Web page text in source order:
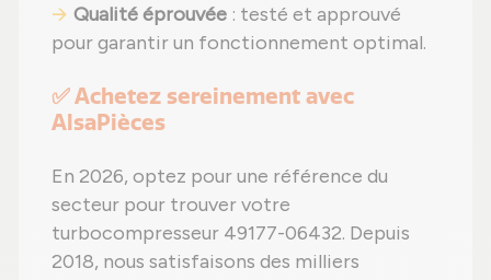
Qualité éprouvée : testé et approuvé
pour garantir un fonctionnement optimal.
✅ Achetez sereinement avec
AlsaPièces
En 2026, optez pour une référence du
secteur pour trouver votre
turbocompresseur 49177-06432. Depuis
2018, nous satisfaisons des milliers